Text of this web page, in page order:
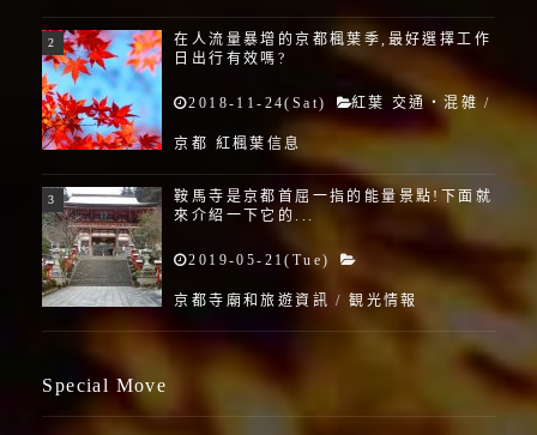
在人流量暴增的京都楓葉季,最好選擇工作
日出行有效嗎?
2018-11-24(Sat) 紅葉 交通・混雑 /
京都 紅楓葉信息
鞍馬寺是京都首屈一指的能量景點!下面就
來介紹一下它的...
2019-05-21(Tue)
京都寺廟和旅遊資訊 /観光情報
Special Move